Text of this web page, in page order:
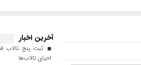
آخرین اخبار
ثبت پنج تالاب
احیای تالاب‌ها